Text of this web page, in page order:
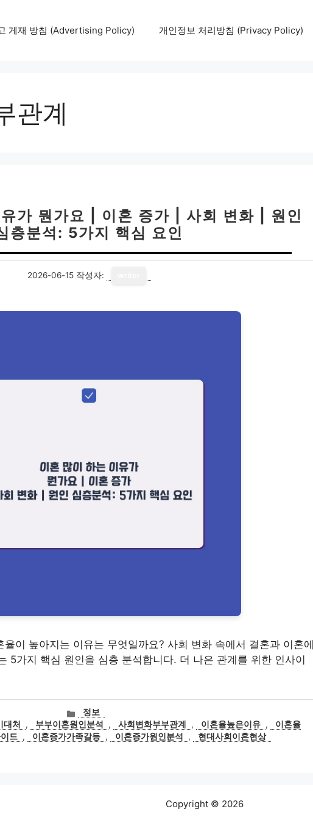
게재 방침 (Advertising Policy) 개인정보 처리방침 (Privacy Policy)
관계
가 뭔가요 | 이혼 증가 | 사회 변화 | 원인
층분석: 5가지 핵심 요인
2026-06-15 작성자:
이 높아지는 이유는 무엇일까요? 사회 변화 속에서 결혼과 이혼에
5가지 핵심 원인을 심층 분석합니다. 더 나은 관계를 위한 인사이
카
테
고
정보
대처 , 부부이혼원인분석 , 사회변화부부관계 , 이혼율높은이유 ,
이혼율
드 , 이혼증가가족갈등 , 이혼증가원인분석 , 현대사회이혼현상
Copyright © 2026